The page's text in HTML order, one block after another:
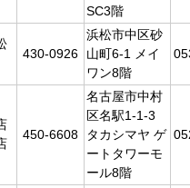
SC3階
430-0926
浜松市中区砂
山町6-1 メイ
ワン8階
450-6608
名古屋市中村
区名駅1-1-3
タカシマヤ ゲ
ートタワーモ
ール8階